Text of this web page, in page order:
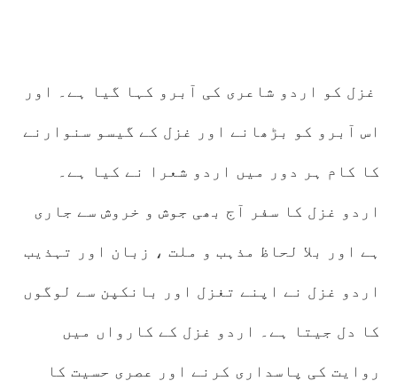
غزل کو اردو شاعری کی آبرو کہا گیا ہے۔ اور
اس آبرو کو بڑھانے اور غزل کے گیسو سنوارنے
کا کام ہر دور میں اردو شعرا نے کیا ہے۔
اردو غزل کا سفر آج بھی جوش و خروش سے جاری
ہے اور بلا لحاظ مذہب و ملت ، زبان اور تہذیب
اردو غزل نے اپنے تغزل اور بانکپن سے لوگوں
کا دل جیتا ہے۔ اردو غزل کے کارواں میں
روایت کی پاسداری کرنے اور عصری حسیت کا